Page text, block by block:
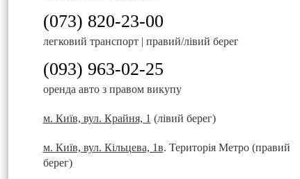
платежів.
подорожей або просто комфортного пересування Києвом.
(073) 820-23-00
легковий транспорт | правий/лівий берег
(093) 963-02-25
оренда авто з правом викупу
м. Київ, вул. Крайня, 1 (лівий берег)
м. Київ, вул. Кільцева, 1в. Територія Метро (правий
берег)